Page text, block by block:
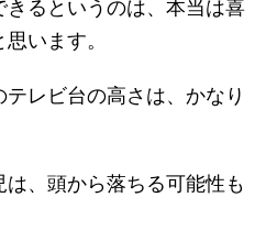
るというのは、本当は喜
います。
レビ台の高さは、かなり
は、頭から落ちる可能性も